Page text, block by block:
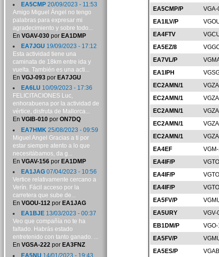
EA5CMP/P
EA1ILV/P
EA4FTV
EA5EZ/8
EA7VL/P
EA1IPH
EC2AMN/1
EC2AMN/1
EC2AMN/1
EC2AMN/1
EC2AMN/1
EA4EF
EA4IF/P
EA4IF/P
EA4IF/P
EA5FV/P
EA5URY
VGV-
EB1DM/P
EA5FV/P
EA5ES/P
EA5CMP20/09/2023 - 11:53
Amigo Miguel Ángel no tengo
palabras para expresar mi
agradecimiento y sobre todo...
En VGAV-030por EA1DMP
EA7JGU 19/09/2023 - 17:12
Esta actividad tiene una
caminata de 18km entre ida y
vuelta. También es una acti...
En VGJ-093por EA7JGU
EA6LU 10/09/2023 - 17:36
FELICITACIONES Luc,
enhorabuena por la actividad de
vértice, disfruta de Mallorca...
En VGIB-010por ON7DQ
EA7HMK 25/08/2023 - 09:59
Miguel Angel Gracias a ti por
estar siempre atento a lo que
necesitábamos, da g...
En VGAV-156por EA1DMP
EA1JAG07/04/2023 - 10:56
Vertice relativamente cercano a
Verín. Fácil acceso por la
carretera que sube de...
En VGOU-112por EA1JAG
EA1BJE13/03/2023 - 00:37
Veo que compañía no te ha
faltado. Habrás estado
entretenido con tanto ganado. ...
En VGSA-222por EA3FNZ
EA5NU 14/01/2023 - 19:43